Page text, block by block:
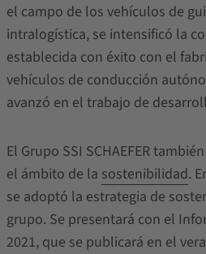
el campo de los vehículos de
intralogística, se intensificó la
establecida con éxito con el
vehículos de conducción
avanzó en el trabajo de
El Grupo SSI SCHAEFER
el ámbito de la sostenibilidad.
se adoptó la estrategia de
grupo. Se presentará con el
2021, que se publicará en el